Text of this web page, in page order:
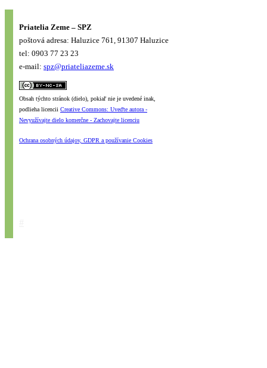
Priatelia Zeme – SPZ
poštová adresa: Haluzice 761, 91307 Haluzice
tel: 0903 77 23 23
e-mail: spz@priateliazeme.sk
Obsah týchto stránok (dielo), pokiaľ nie je uvedené inak,
podlieha licencii Creative Commons: Uveďte autora -
Nevyužívajte dielo komerčne - Zachovajte licenciu
Ochrana osobných údajov, GDPR a používanie Cookies